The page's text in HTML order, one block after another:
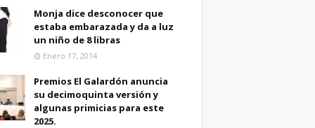
Monja dice desconocer que
estaba embarazada y da a luz
un niño de 8 libras
Enero 17, 2014
Premios El Galardón anuncia
su decimoquinta versión y
algunas primicias para este
2025.